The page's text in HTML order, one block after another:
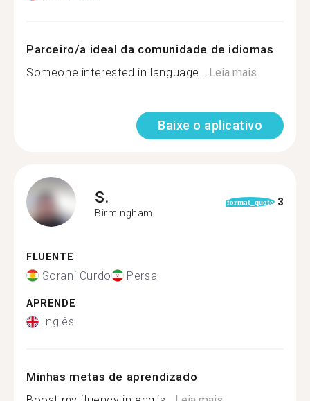
Parceiro/a ideal da comunidade de idiomas
Someone interested in language...Leia mais
Baixe o aplicativo
S.
Birmingham
format_quote 3
FLUENTE
Sorani Curdo Persa
APRENDE
Inglês
Minhas metas de aprendizado